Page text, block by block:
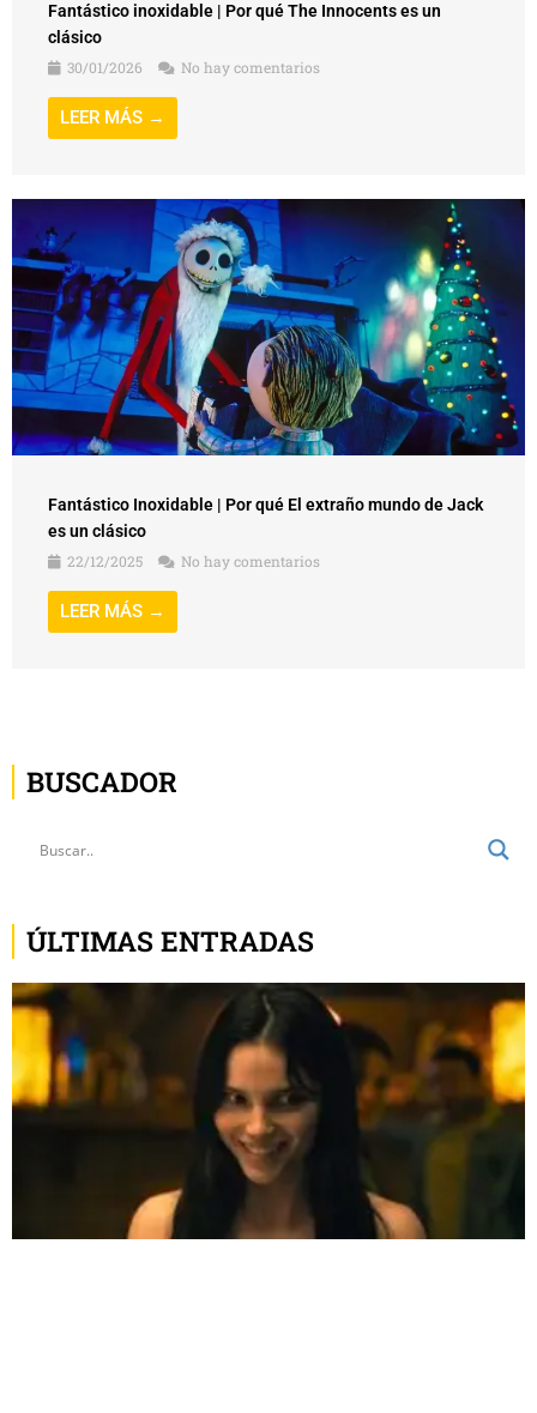
Fantástico inoxidable | Por qué The Innocents es un
clásico
30/01/2026
No hay comentarios
LEER MÁS →
Fantástico Inoxidable | Por qué El extraño mundo de Jack
es un clásico
22/12/2025
No hay comentarios
LEER MÁS →
BUSCADOR
ÚLTIMAS ENTRADAS